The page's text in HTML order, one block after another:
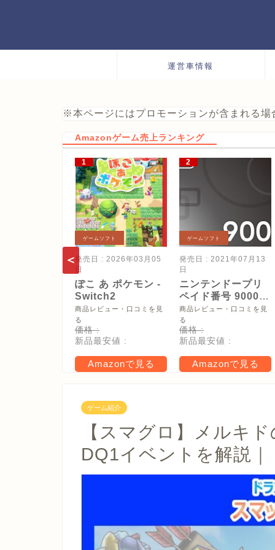
運営車情報
※本ページにはプロモーションが含まれる場
Amazonゲーム売上ランキング
ゲームソフト
発売日 : 2026年03月05
日
ぽこ あ ポケモン -
Switch2
商品レビュー・口コミを見
る
価格 :
新品最安値 :
Amazonで見る
ゲームソフト
発売日 : 2021年07月13
日
ニンテンドープリ
ペイド番号 9000
円|オンラインコー
ド版
商品レビュー・口コミを見
る
価格 :
新品最安値 :
Amazonで見る
ゲーム紹介
【スマグロ】メルキ
DQ1イベントを解説